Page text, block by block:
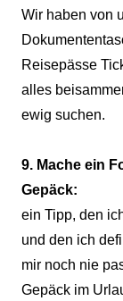
Wir haben von
Reisepässe
alles
ewig suchen.
9. Mache ein
Gepäck:
ein Tipp, den
und den ich
mir noch nie
Gepäck im